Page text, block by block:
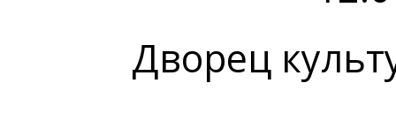
Дворец